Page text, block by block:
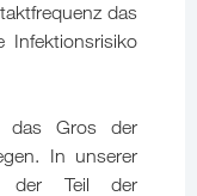
das
Infektionsrisiko
das Gros der
In unserer
der Teil der